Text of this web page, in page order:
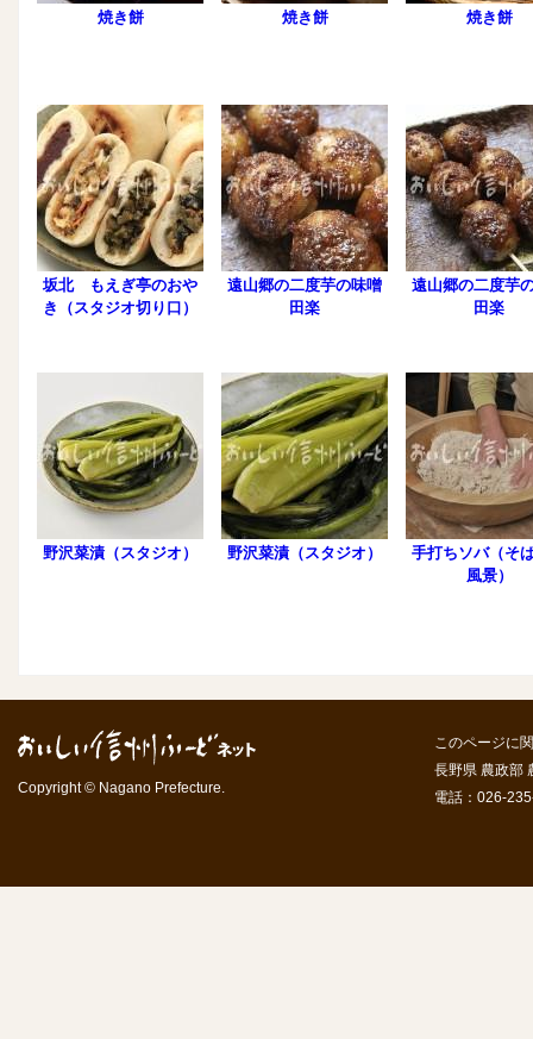
焼き餅 焼き餅 焼き餅
坂北 もえぎ亭のおや
き（スタジオ切り口）
遠山郷の二度芋の味噌
田楽
遠山郷の二度芋
田楽
野沢菜漬（スタジオ） 野沢菜漬（スタジオ）
手打ちソバ（そ
風景）
Copyright © Nagano Prefecture.
このページに
長野県 農政部
電話：026-